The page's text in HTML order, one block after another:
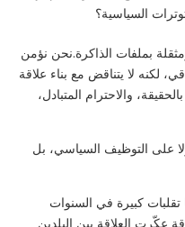
السياسية؟
بملفات الذاكرة.نحن نؤمن
لكنه لا يتناقض مع بناء علاقة
والاحترام المتبادل،
على التوظيف السياسي، بل
كبيرة في السنوات
عكّرت العلاقة بين البلدين